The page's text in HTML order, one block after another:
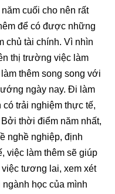
cuối cho nên rất
để có được những
chủ tài chính. Vì nhìn
thị trường việc làm
thêm song song với
ngày nay. Đi làm
trải nghiệm thực tế,
thời điểm năm nhất,
nghề nghiệp, định
việc làm thêm sẽ giúp
tương lai, xem xét
học của mình